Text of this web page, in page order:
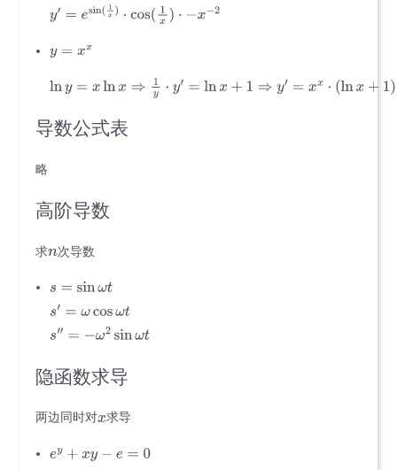
导数公式表
略
高阶导数
求 次导数
隐函数求导
两边同时对 求导